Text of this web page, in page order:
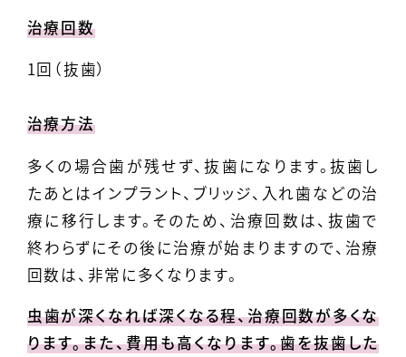
治療回数
1回（抜歯）
治療方法
多くの場合歯が残せず、抜歯になります。抜歯し
たあとはインプラント、ブリッジ、入れ歯などの治
療に移行します。そのため、治療回数は、抜歯で
終わらずにその後に治療が始まりますので、治療
回数は、非常に多くなります。
虫歯が深くなれば深くなる程、治療回数が多くな
ります。また、費用も高くなります。歯を抜歯した